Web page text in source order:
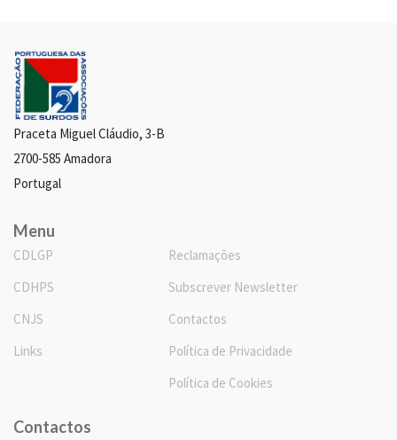
Praceta Miguel Cláudio, 3-B
2700-585 Amadora
Portugal
Menu
CDLGP
CDHPS
CNJS
Links
Reclamações
Subscrever Newsletter
Contactos
Política de Privacidade
Política de Cookies
Contactos